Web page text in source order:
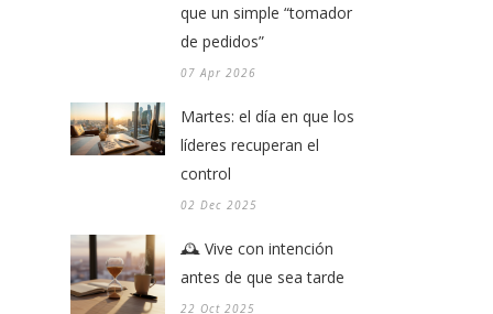
que un simple “tomador
de pedidos”
07 Apr 2026
Martes: el día en que los
líderes recuperan el
control
02 Dec 2025
🕰️ Vive con intención
antes de que sea tarde
22 Oct 2025